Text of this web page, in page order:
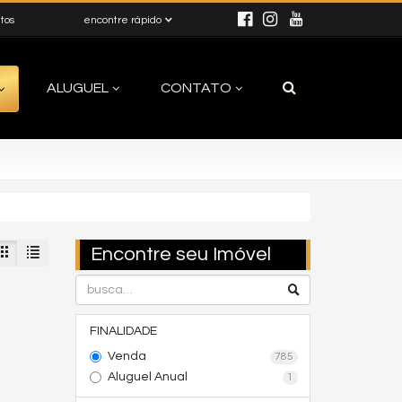
encontre rápido
ALUGUEL CONTATO
Encontre seu Imóvel
FINALIDADE
Venda
785
Aluguel Anual 1